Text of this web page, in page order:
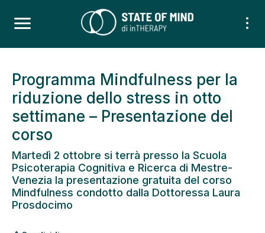
Programma Mindfulness per la
riduzione dello stress in otto
settimane – Presentazione del
corso
Martedì 2 ottobre si terrà presso la Scuola
Psicoterapia Cognitiva e Ricerca di Mestre-
Venezia la presentazione gratuita del corso
Mindfulness condotto dalla Dottoressa Laura
Prosdocimo